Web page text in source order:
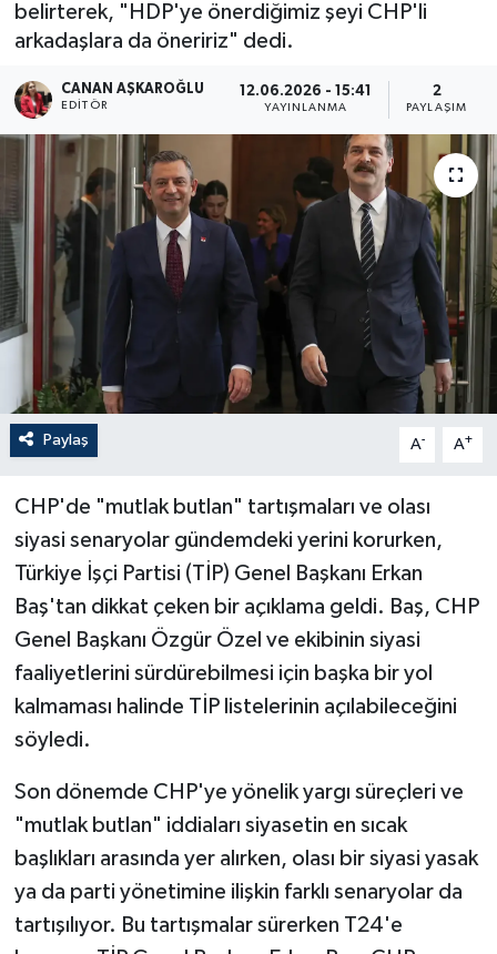
belirterek, "HDP'ye önerdiğimiz şeyi CHP'li
arkadaşlara da öneririz" dedi.
CANAN AŞKAROĞLU
EDITÖR
12.06.2026 - 15:41
YAYINLANMA
2
PAYLAŞIM
Paylaş A- A+
CHP'de "mutlak butlan" tartışmaları ve olası
siyasi senaryolar gündemdeki yerini korurken,
Türkiye İşçi Partisi (TİP) Genel Başkanı Erkan
Baş'tan dikkat çeken bir açıklama geldi. Baş, CHP
Genel Başkanı Özgür Özel ve ekibinin siyasi
faaliyetlerini sürdürebilmesi için başka bir yol
kalmaması halinde TİP listelerinin açılabileceğini
söyledi.
Son dönemde CHP'ye yönelik yargı süreçleri ve
"mutlak butlan" iddiaları siyasetin en sıcak
başlıkları arasında yer alırken, olası bir siyasi yasak
ya da parti yönetimine ilişkin farklı senaryolar da
tartışılıyor. Bu tartışmalar sürerken T24'e